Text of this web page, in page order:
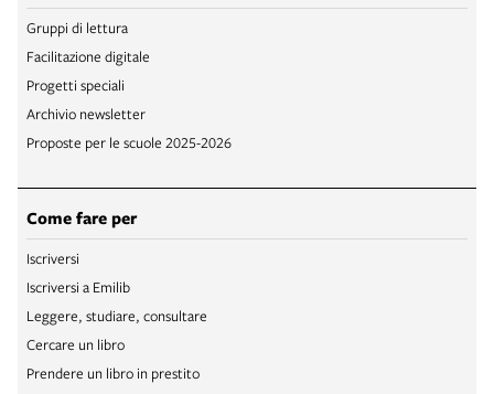
Gruppi di lettura
Facilitazione digitale
Progetti speciali
Archivio newsletter
Proposte per le scuole 2025-2026
Come fare per
Iscriversi
Iscriversi a Emilib
Leggere, studiare, consultare
Cercare un libro
Prendere un libro in prestito